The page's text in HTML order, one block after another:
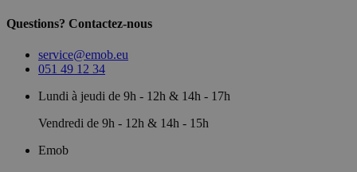
Questions? Contactez-nous
service@emob.eu
051 49 12 34
Lundi à jeudi de 9h - 12h & 14h - 17h
Vendredi de 9h - 12h & 14h - 15h
Emob